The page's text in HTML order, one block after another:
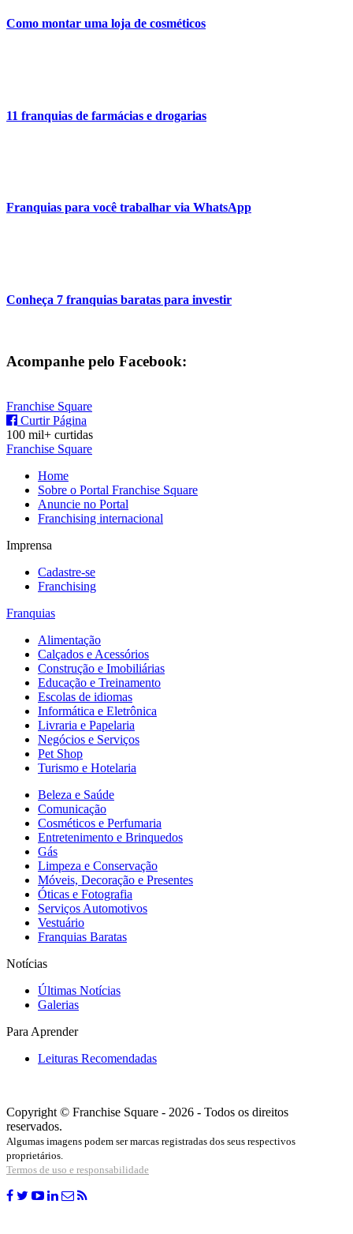
Como montar uma loja de cosméticos
11 franquias de farmácias e drogarias
Franquias para você trabalhar via WhatsApp
Conheça 7 franquias baratas para investir
Acompanhe pelo Facebook:
Franchise Square
Curtir Página
100 mil+ curtidas
Franchise Square
Home
Sobre o Portal Franchise Square
Anuncie no Portal
Franchising internacional
Imprensa
Cadastre-se
Franchising
Franquias
Alimentação
Calçados e Acessórios
Construção e Imobiliárias
Educação e Treinamento
Escolas de idiomas
Informática e Eletrônica
Livraria e Papelaria
Negócios e Serviços
Pet Shop
Turismo e Hotelaria
Beleza e Saúde
Comunicação
Cosméticos e Perfumaria
Entretenimento e Brinquedos
Gás
Limpeza e Conservação
Móveis, Decoração e Presentes
Óticas e Fotografia
Serviços Automotivos
Vestuário
Franquias Baratas
Notícias
Últimas Notícias
Galerias
Para Aprender
Leituras Recomendadas
Copyright © Franchise Square - 2026 - Todos os direitos
reservados.
Algumas imagens podem ser marcas registradas dos seus respectivos
proprietários.
Termos de uso e responsabilidade